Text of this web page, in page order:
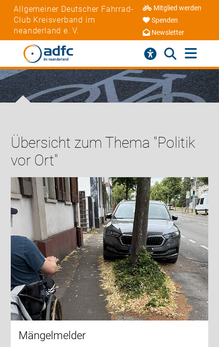
Allgemeiner Deutscher Fahrrad-
Club Kreisverband im
neanderland e. V.
Mitglied werden
Spenden
Newsletter
Übersicht zum Thema "Politik
vor Ort"
Mängelmelder